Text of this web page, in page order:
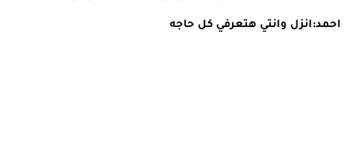
احمد:انزل وانتي هتعرفي كل حاجه